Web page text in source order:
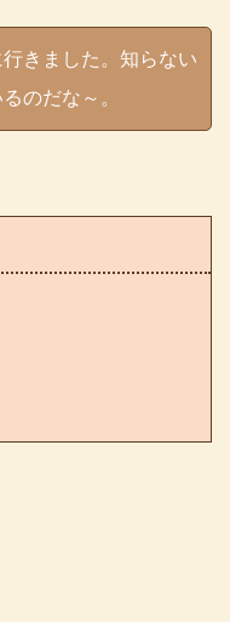
きました。知らない
のだな～。